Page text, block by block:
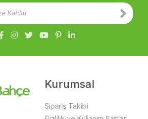
Kurumsal
Sipariş Takibi